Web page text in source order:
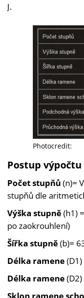
J.
Photocredit:
Postup
Počet stupňů (n)=
stupňů dle
Výška stupně(h1)
po zaokrouhlení)
Šířka stupně(b)=
Délka ramene
Délka ramene
Sklon ramene